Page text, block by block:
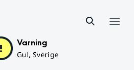
Varning
Gul, Sverige